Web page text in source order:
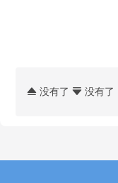
没有了  没有了